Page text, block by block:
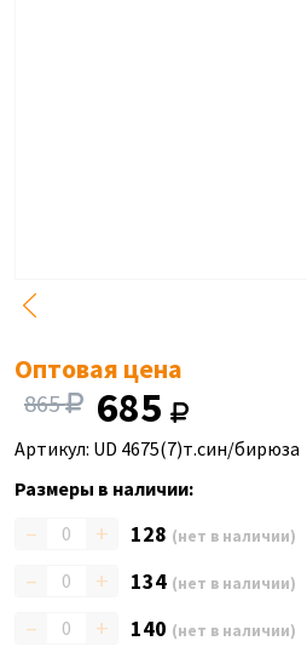
Оптовая цена
865 685
Артикул: UD 4675(7)т.син/бирюза
Размеры в наличии:
– + 128 (нет в наличии)
– + 134 (нет в наличии)
– + 140 (нет в наличии)